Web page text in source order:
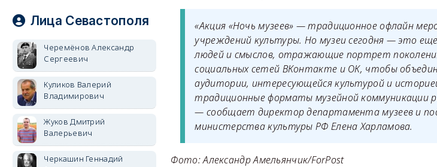
«Акция «Ночь музеев» — традиционное офлайн
учреждений культуры. Но музеи сегодня — это
людей и смыслов, отражающие портрет
социальных сетей ВКонтакте и ОК, чтобы
аудитории, интересующейся культурой и
традиционные форматы музейной коммуникации
— сообщает директор департамента музеев и
министерства культуры РФ Елена Харламова.
Фото: Александр Амельянчик/ForPost
Лица Севастополя
Черемёнов Александр
Сергеевич
Куликов Валерий
Владимирович
Жуков Дмитрий
Валерьевич
Черкашин Геннадий